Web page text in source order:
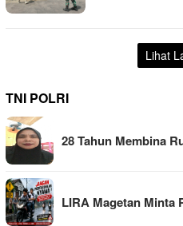
Lihat
TNI POLRI
28 Tahun Membina
LIRA Magetan